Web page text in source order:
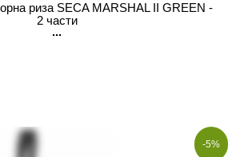
риза SECA MARSHAL II GREEN -
2 части
-5%